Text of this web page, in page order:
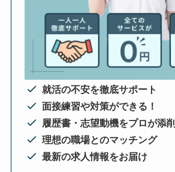
就活の不安を徹底サポート
面接練習や対策ができる！
履歴書・志望動機をプロが添削
理想の職場とのマッチング
最新の求人情報をお届け